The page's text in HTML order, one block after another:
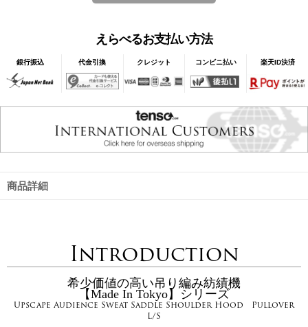
えらべるお支払い方法
銀行振込 代金引換 クレジット コンビニ払い 楽天ID決済
商品詳細
Introduction
希少価値の高い吊り編み紡績機
【Made In Tokyo】シリーズ
Upscape Audience Sweat Saddle Shoulder Hood Pullover
L/S